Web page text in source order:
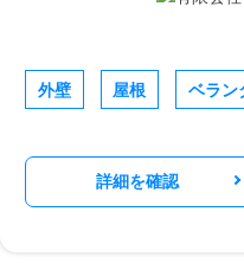
外壁 屋根 ベラン
詳細を確認